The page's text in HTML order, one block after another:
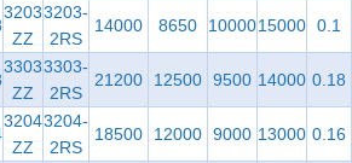
3203
ZZ
3203-
2RS
14000 8650 1000015000 0.1
3303
ZZ
3303-
2RS
21200 12500 9500 14000 0.18
3204
ZZ
3204-
2RS
18500 12000 9000 13000 0.16